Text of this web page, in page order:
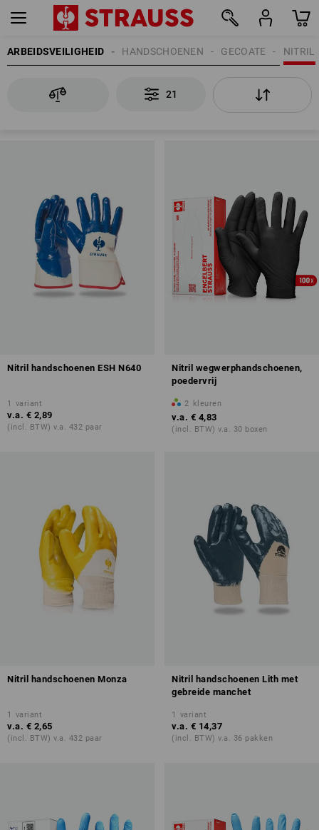
ARBEIDSVEILIGHEID NITRIL
GECOATE
HANDSCHOENEN
21
Nitril handschoenen ESH N640
1 variant
v.a. € 2,89
(incl. BTW) v.a. 432 paar
Nitril wegwerphandschoenen,
poedervrij
2 kleuren
v.a. € 4,83
(incl. BTW) v.a. 30 boxen
Nitril handschoenen Monza
1 variant
v.a. € 2,65
(incl. BTW) v.a. 432 paar
Nitril handschoenen Lith met
gebreide manchet
1 variant
v.a. € 14,37
(incl. BTW) v.a. 36 pakken